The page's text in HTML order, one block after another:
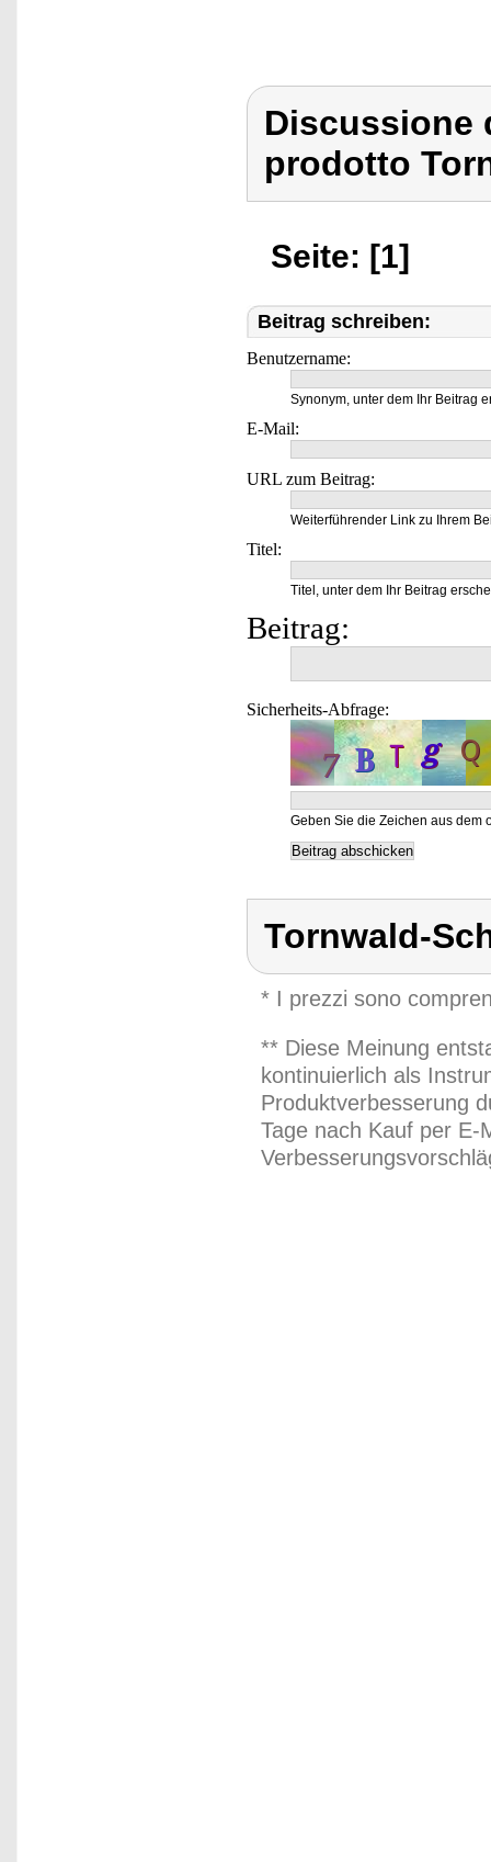
Discussione
prodotto
Seite: [1]
Beitrag schreiben:
Benutzername:
Synonym, unter dem Ihr Beitrag
E-Mail:
URL zum Beitrag:
Weiterführender Link zu Ihrem
Titel:
Titel, unter dem Ihr Beitrag
Beitrag:
Sicherheits-Abfrage:
Geben Sie die Zeichen aus dem
Tornwald-
* I prezzi sono
** Diese Meinung
kontinuierlich als
Produktverbesserung
Tage nach Kauf per E-